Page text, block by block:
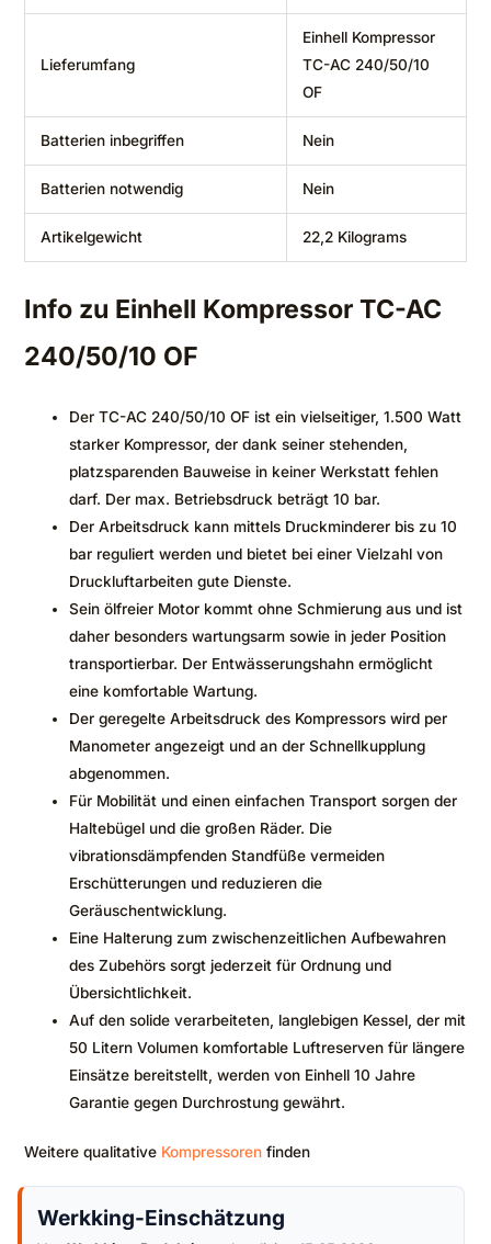
Lieferumfang
‎Einhell Kompressor
TC-AC 240/50/10
OF
Batterien inbegriffen ‎Nein
Batterien notwendig ‎Nein
Artikelgewicht ‎22,2 Kilograms
Info zu Einhell Kompressor TC-AC
240/50/10 OF
Der TC-AC 240/50/10 OF ist ein vielseitiger, 1.500 Watt
starker Kompressor, der dank seiner stehenden,
platzsparenden Bauweise in keiner Werkstatt fehlen
darf. Der max. Betriebsdruck beträgt 10 bar.
Der Arbeitsdruck kann mittels Druckminderer bis zu 10
bar reguliert werden und bietet bei einer Vielzahl von
Druckluftarbeiten gute Dienste.
Sein ölfreier Motor kommt ohne Schmierung aus und ist
daher besonders wartungsarm sowie in jeder Position
transportierbar. Der Entwässerungshahn ermöglicht
eine komfortable Wartung.
Der geregelte Arbeitsdruck des Kompressors wird per
Manometer angezeigt und an der Schnellkupplung
abgenommen.
Für Mobilität und einen einfachen Transport sorgen der
Haltebügel und die großen Räder. Die
vibrationsdämpfenden Standfüße vermeiden
Erschütterungen und reduzieren die
Geräuschentwicklung.
Eine Halterung zum zwischenzeitlichen Aufbewahren
des Zubehörs sorgt jederzeit für Ordnung und
Übersichtlichkeit.
Auf den solide verarbeiteten, langlebigen Kessel, der mit
50 Litern Volumen komfortable Luftreserven für längere
Einsätze bereitstellt, werden von Einhell 10 Jahre
Garantie gegen Durchrostung gewährt.
Weitere qualitative Kompressoren finden
Werkking-Einschätzung